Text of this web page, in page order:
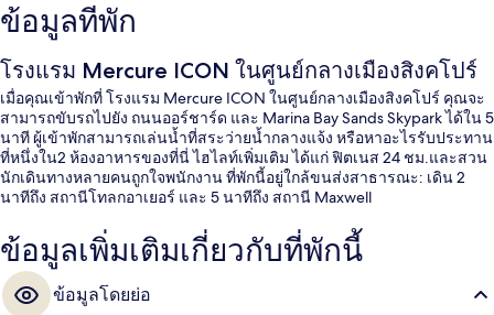
ข้อมูลที่พัก
โรงแรม Mercure ICON ในศูนย์กลางเมืองสิงคโปร์
เมื่อคุณเข้าพักที่ โรงแรม Mercure ICON ในศูนย์กลางเมืองสิงคโปร์ คุณจะ
สามารถขับรถไปยัง ถนนออร์ชาร์ด และ Marina Bay Sands Skypark ได้ใน 5
นาที ผู้เข้าพักสามารถเล่นน้ำที่สระว่ายน้ำกลางแจ้ง หรือหาอะไรรับประทาน
ที่หนึ่งใน2 ห้องอาหารของที่นี่ ไฮไลท์เพิ่มเติม ได้แก่ ฟิตเนส 24 ชม.และสวน
นักเดินทางหลายคนถูกใจพนักงาน ที่พักนี้อยู่ใกล้ขนส่งสาธารณะ: เดิน 2
นาทีถึง สถานีโทลกอาเยอร์ และ 5 นาทีถึง สถานี Maxwell
ข้อมูลเพิ่มเติมเกี่ยวกับที่พักนี้
ข้อมูลโดยย่อ